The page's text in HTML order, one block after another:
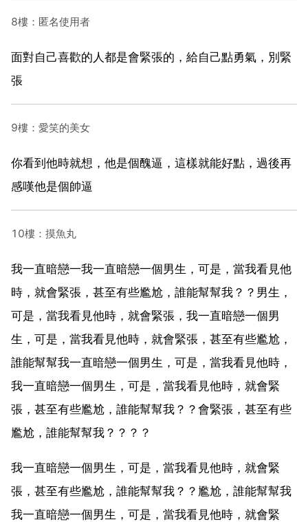
8樓：匿名使用者
面對自己喜歡的人都是會緊張的，給自己點勇氣，別緊
張
9樓：愛笑的美女
你看到他時就想，他是個醜逼，這樣就能好點，過後再
感嘆他是個帥逼
10樓：摸魚丸
我一直暗戀一我一直暗戀一個男生，可是，當我看見他
時，就會緊張，甚至有些尷尬，誰能幫幫我？？男生，
可是，當我看見他時，就會緊張，我一直暗戀一個男
生，可是，當我看見他時，就會緊張，甚至有些尷尬，
誰能幫幫我一直暗戀一個男生，可是，當我看見他時，
我一直暗戀一個男生，可是，當我看見他時，就會緊
張，甚至有些尷尬，誰能幫幫我？？會緊張，甚至有些
尷尬，誰能幫幫我？？？？
我一直暗戀一個男生，可是，當我看見他時，就會緊
張，甚至有些尷尬，誰能幫幫我？？尷尬，誰能幫幫我
我一直暗戀一個男生，可是，當我看見他時，就會緊